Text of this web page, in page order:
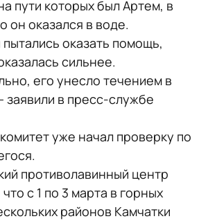
пути которых был Артем, в
он оказался в воде.
оказать помощь,
сильнее.
его унесло течением в
заявили в пресс-службе
уже начал проверку по
противолавинный центр
что с 1 по 3 марта в горных
районов Камчатки